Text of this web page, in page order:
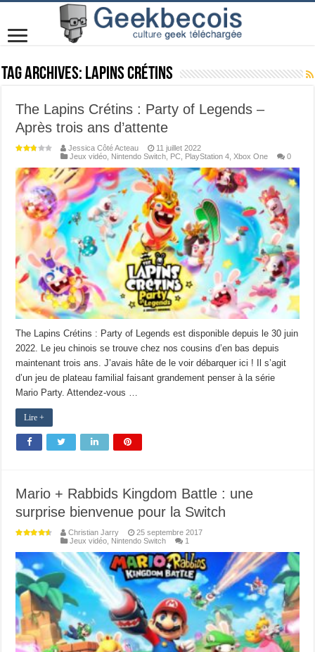
Tag Archives: Lapins Crétins
The Lapins Crétins : Party of Legends –
Après trois ans d’attente
Jessica Côté Acteau
11 juillet 2022
Jeux vidéo Nintendo Switch PC PlayStation 4 ,Xbox One 0
The Lapins Crétins : Party of Legends est disponible depuis le 30 juin
2022. Le jeu chinois se trouve chez nos cousins d’en bas depuis
maintenant trois ans. J’avais hâte de le voir débarquer ici ! Il s’agit
d’un jeu de plateau familial faisant grandement penser à la série
Mario Party. Attendez-vous …
Lire +
Mario + Rabbids Kingdom Battle : une
surprise bienvenue pour la Switch
Christian Jarry
25 septembre 2017
Jeux vidéo Nintendo Switch 1